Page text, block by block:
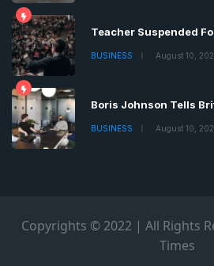
Teacher Suspended
BUSINESS August 10,
Boris Johnson Tells
BUSINESS August 10,
Copyrights © 2022 | All Rights
Times